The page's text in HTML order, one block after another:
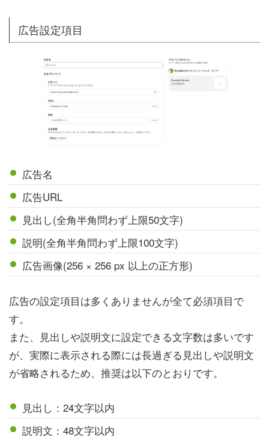
広告設定項目
広告名
広告URL
見出し(全角半角問わず上限50文字)
説明(全角半角問わず上限100文字)
広告画像(256 × 256 px 以上の正方形)
広告の設定項目は多くありませんが全て必須項目で
す。
また、見出しや説明文に設定できる文字数は多いです
が、実際に表示される際には長過ぎる見出しや説明文
が省略されるため、推奨は以下のとおりです。
見出し：24文字以内
説明文：48文字以内